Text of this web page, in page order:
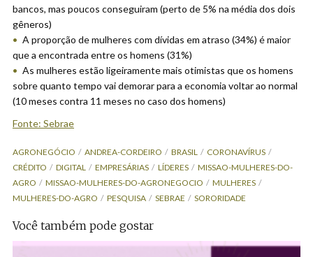
bancos, mas poucos conseguiram (perto de 5% na média dos dois
gêneros)
A proporção de mulheres com dívidas em atraso (34%) é maior
que a encontrada entre os homens (31%)
As mulheres estão ligeiramente mais otimistas que os homens
sobre quanto tempo vai demorar para a economia voltar ao normal
(10 meses contra 11 meses no caso dos homens)
Fonte: Sebrae
AGRONEGÓCIO ANDREA-CORDEIRO BRASIL
CORONAVÍRUS
CRÉDITO
DIGITAL EMPRESÁRIAS LÍDERES
MISSAO-MULHERES-DO-
AGRO
MISSAO-MULHERES-DO-AGRONEGOCIO
MULHERES
MULHERES-DO-AGRO
PESQUISA SEBRAE SORORIDADE
Você também pode gostar